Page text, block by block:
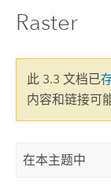
Raster
此 3.3 文档已
内容和链接可
在本主题中